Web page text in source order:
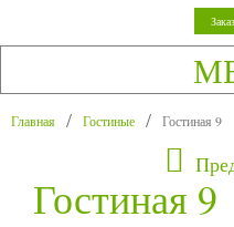
Главная Гостиные Гостиная 9
Гостиная 9